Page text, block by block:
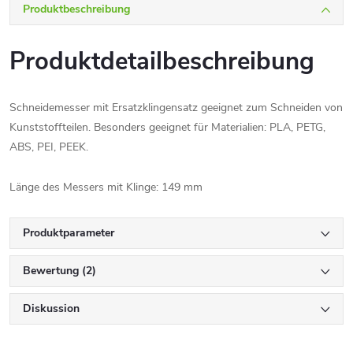
Produktbeschreibung
Produktdetailbeschreibung
Schneidemesser mit Ersatzklingensatz geeignet zum Schneiden von
Kunststoffteilen. Besonders geeignet für Materialien: PLA, PETG,
ABS, PEI, PEEK.
Länge des Messers mit Klinge: 149 mm
Produktparameter
Bewertung (2)
Diskussion